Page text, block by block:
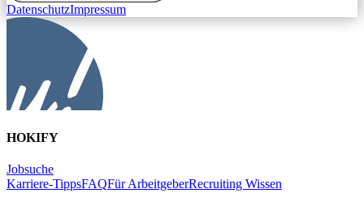
DatenschutzImpressum
HOKIFY
Jobsuche
Karriere-TippsFAQFür ArbeitgeberRecruiting Wissen